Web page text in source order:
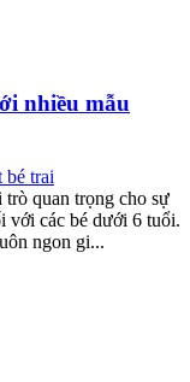
nhiều mẫu
bé trai
quan trọng cho sự
với các bé dưới 6 tuổi.
ngon gi...